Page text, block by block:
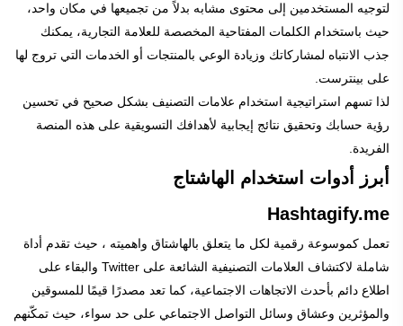
لتوجيه المستخدمين إلى محتوى مشابه بدلاً من تجميعها في مكان واحد،
حيث باستخدام الكلمات المفتاحية المخصصة للعلامة التجارية، يمكنك
جذب الانتباه لمشاركاتك وزيادة الوعي بالمنتجات أو الخدمات التي تروج لها
على بينترست.
لذا تسهم استراتيجية استخدام علامات التصنيف بشكل صحيح في تحسين
رؤية حسابك وتحقيق نتائج إيجابية لأهدافك التسويقية على هذه المنصة
الفريدة.
أبرز أدوات استخدام الهاشتاج
Hashtagify.me
تعمل كموسوعة رقمية لكل ما يتعلق بالهاشتاق واهميته ، حيث تقدم أداة
شاملة لاكتشاف العلامات التصنيفية الشائعة على Twitter والبقاء على
اطلاع دائم بأحدث الاتجاهات الاجتماعية، كما تعد مصدرًا قيمًا للمسوقين
والمؤثرين وعشاق وسائل التواصل الاجتماعي على حد سواء، حيث تمكّنهم